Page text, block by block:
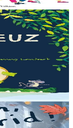
pa vez an noz
Logodennig. N’eo